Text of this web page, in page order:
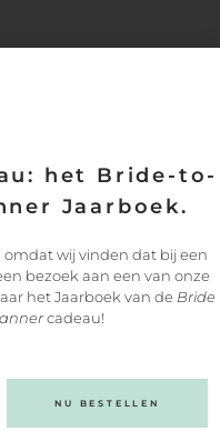
om je eigen
je mooi vind en kies
de grote dag.
het Bride-to-
Jaarboek.
wij vinden dat bij een
bezoek aan een van onze
het Jaarboek van de Bride
cadeau!
NU BESTELLEN